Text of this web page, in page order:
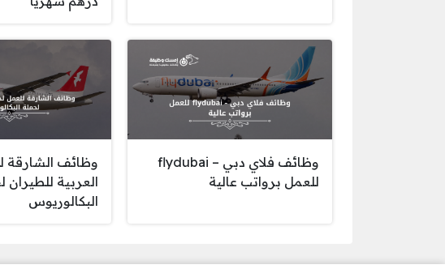
وظائف فلاي دبي – flydubai
للعمل برواتب عالية
وظائف الشارقة
العربية للطيران
البكالوريوس